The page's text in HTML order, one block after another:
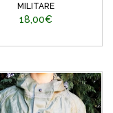
MILITARE
18,00€